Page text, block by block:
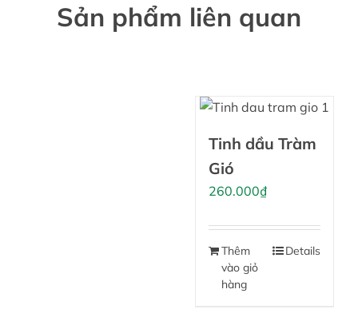
Sản phẩm liên quan
Tinh dầu Tràm
Gió
260.000₫
Thêm
vào giỏ
hàng
Details